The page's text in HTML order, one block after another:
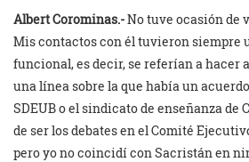
Albert Corominas.-No tuve ocasión de
Mis contactos con él tuvieron siempre
funcional, es decir, se referían a hacer
una línea sobre la que había un
SDEUB o el sindicato de enseñanza de
de ser los debates en el Comité
pero yo no coincidí con Sacristán en